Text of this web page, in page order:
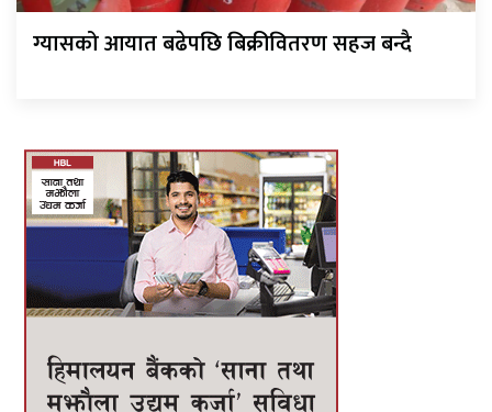
ग्यासको आयात बढेपछि बिक्रीवितरण सहज बन्दै